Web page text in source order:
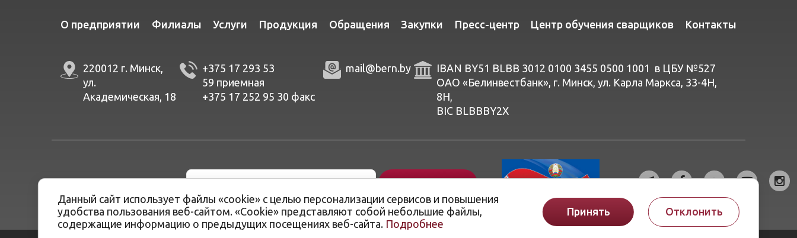
О предприятии Филиалы Услуги Продукция Обращения Закупки Пресс-центр Центр обучения сварщиков Контакты
220012 г. Минск,
ул.
Академическая, 18
+375 17 293 53
59 приемная
+375 17 252 95 30 факc
mail@bern.by
IBAN BY51 BLBB 3012 0100 3455 0500 1001 в ЦБУ №527
ОАО «Белинвестбанк», г. Минск, ул. Карла Маркса, 33-4Н,
8Н,
BIC BLBBBY2X
Подписка на новости:
Данный сайт использует файлы «cookie» с целью персонализации сервисов и повышения
удобства пользования веб-сайтом. «Cookie» представляют собой небольшие файлы,
содержащие информацию о предыдущих посещениях веб-сайта. Подробнее
Принять Отклонить